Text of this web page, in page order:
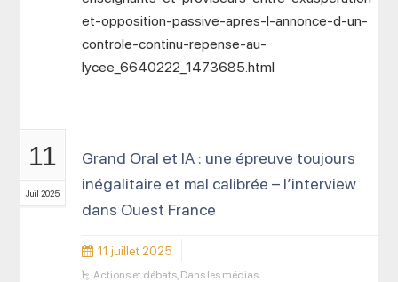
et-opposition-passive-apres-l-annonce-d-un-
controle-continu-repense-au-
lycee_6640222_1473685.html
11
Juil 2025
Grand Oral et IA : une épreuve toujours
inégalitaire et mal calibrée – l’interview
dans Ouest France
11 juillet 2025
Actions et débats, Dans les médias